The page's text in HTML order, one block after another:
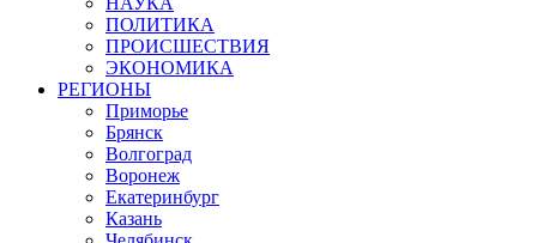
ПОЛИТИКА
ПРОИСШЕСТВИЯ
ЭКОНОМИКА
РЕГИОНЫ
Приморье
Брянск
Волгоград
Воронеж
Екатеринбург
Казань